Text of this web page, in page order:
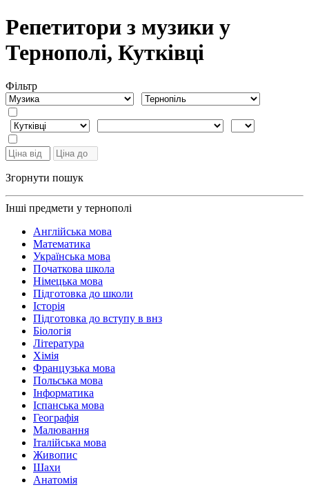
Репетитори з музики у
Тернополі, Кутківці
Фiльтр
Згорнути пошук
Інші предмети у тернополі
Англійська мова
Математика
Українська мова
Початкова школа
Німецька мова
Підготовка до школи
Історія
Підготовка до вступу в внз
Біологія
Література
Хімія
Французька мова
Польська мова
Інформатика
Іспанська мова
Географія
Малювання
Італійська мова
Живопис
Шахи
Анатомія